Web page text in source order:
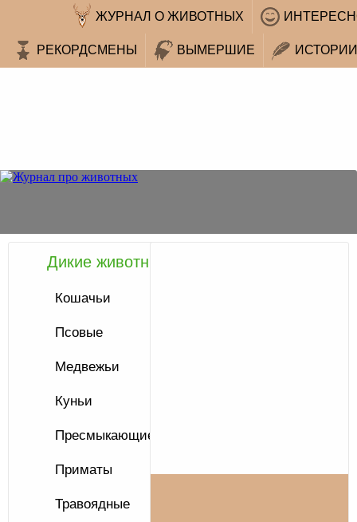
ЖУРНАЛ О ЖИВОТНЫХ
РЕКОРДСМЕНЫ ВЫМЕРШИЕ ИСТОРИИ
статьи
Дикие животные
Кошачьи
Псовые
Медвежьи
Куньи
Пресмыкающиеся
Приматы
Травоядные